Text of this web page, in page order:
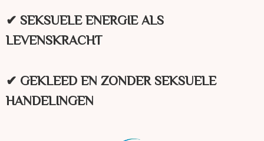
✔ SEKSUELE ENERGIE ALS
LEVENSKRACHT
✔ GEKLEED EN ZONDER SEKSUELE
HANDELINGEN